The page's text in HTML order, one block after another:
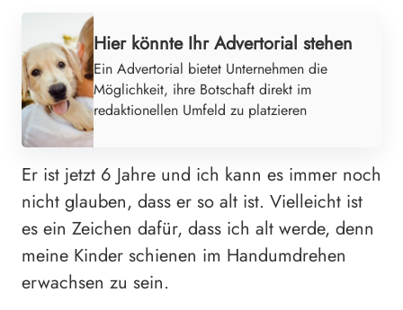
Hier könnte Ihr Advertorial stehen
Ein Advertorial bietet Unternehmen die
Möglichkeit, ihre Botschaft direkt im
redaktionellen Umfeld zu platzieren
Er ist jetzt 6 Jahre und ich kann es immer noch
nicht glauben, dass er so alt ist. Vielleicht ist
es ein Zeichen dafür, dass ich alt werde, denn
meine Kinder schienen im Handumdrehen
erwachsen zu sein.